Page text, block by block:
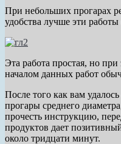
При небольших прогарах
удобства лучше эти
Эта работа простая, но
началом данных работ
После того как вам
прогары среднего
прочесть инструкцию,
продуктов дает
около тридцати минут.